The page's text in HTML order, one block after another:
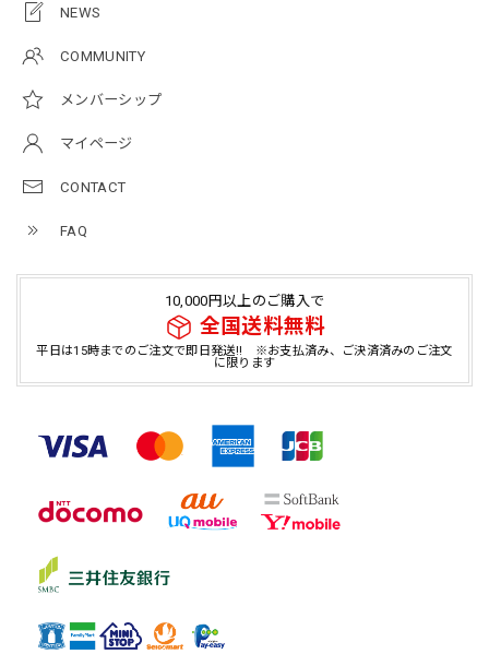
NEWS
COMMUNITY
メンバーシップ
マイページ
CONTACT
FAQ
10,000円以上のご購入で
全国送料無料
平日は15時までのご注文で即日発送!! ※お支払済み、ご決済済みのご注文
に限ります